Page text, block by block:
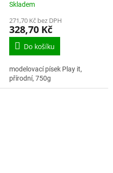
Skladem
271,70 Kč bez DPH
328,70 Kč
Do košíku
modelovací písek Play it,
přírodní, 750g